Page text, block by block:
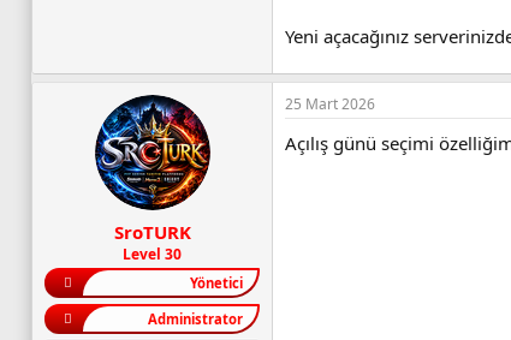
Yeni açacağınız
SroTURK
Level 30
Yönetici
Administrator
25 Mart 2026
Açılış günü seçimi